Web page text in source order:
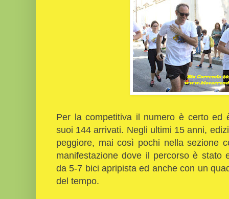
Per la competitiva il numero è certo ed
suoi 144 arrivati. Negli ultimi 15 anni,
peggiore, mai così pochi nella sezione
manifestazione dove il percorso è stato
da 5-7 bici apripista ed anche con un
del tempo.